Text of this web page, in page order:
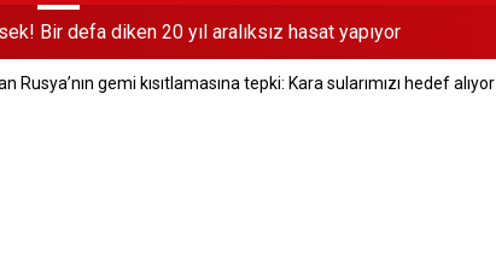
hakkı: Sırada sandık kurulları var
şüpheli yakalandı
Rusya’nın gemi kısıtlamasına tepki: Kara sularımızı hedef alıyor